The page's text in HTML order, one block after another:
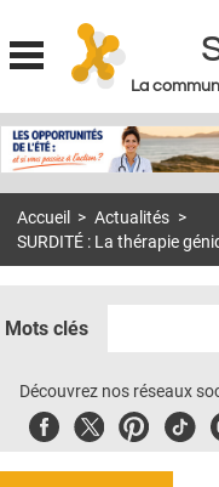
La
MON COMPTE
S'ABONNER À LA REVUE
DOSSIERS
E-REVUE SAD
Accueil > Actualités >
SURDITÉ : La thérapie
Mots clés
Découvrez nos réseaux
FacebookTwitterPinterest
Tiktok